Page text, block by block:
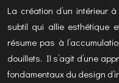
La création d’un intérieur
subtil qui allie esthétique
résume pas à
douillets. Il s’agit d’une
fondamentaux du design